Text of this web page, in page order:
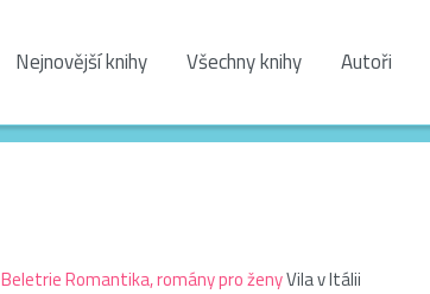
Nejnovější knihy Všechny knihy Autoři
BeletrieRomantika, romány pro ženyVila v Itálii